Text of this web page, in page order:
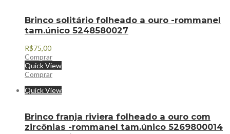
Brinco solitário folheado a ouro -rommanel
tam.único 5248580027
R$75,00
Comprar
Quick View
Comprar
Quick View
Brinco franja riviera folheado a ouro com
zircônias -rommanel tam.único 5269800014